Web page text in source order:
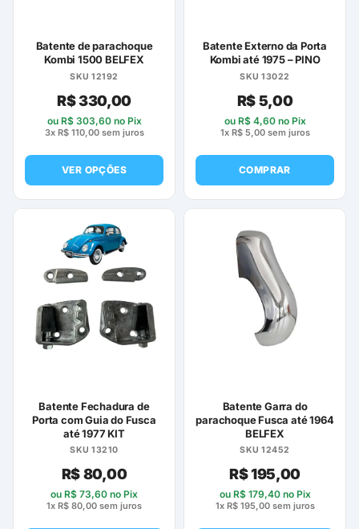
página
do
produto
Batente de parachoque
Kombi 1500 BELFEX
SKU 12192
R$330,00
ou R$303,60no Pix
3x R$110,00sem juros
VER OPÇÕES
Este
tem
várias
variantes.
opções
podem
ser
página
do
produto
Batente Externo da Porta
Kombi até 1975 – PINO
SKU 13022
R$5,00
ou R$4,60no Pix
1x R$5,00sem juros
COMPRAR
Batente Fechadura de
Porta com Guia do Fusca
até 1977 KIT
SKU 13210
R$80,00
ou R$ 73,60 no Pix
1x R$ 80,00 sem juros
Batente Garra do
parachoque Fusca até 1964
BELFEX
SKU 12452
R$195,00
ou R$179,40no Pix
1x R$195,00sem juros